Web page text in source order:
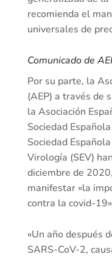
recomienda el
universales de
Comunicado de
Por su parte, la
(AEP) a través de
la Asociación
Sociedad
Sociedad
Virología (SEV)
diciembre de
manifestar «la
contra la covid-
«Un año después
SARS-CoV-2,